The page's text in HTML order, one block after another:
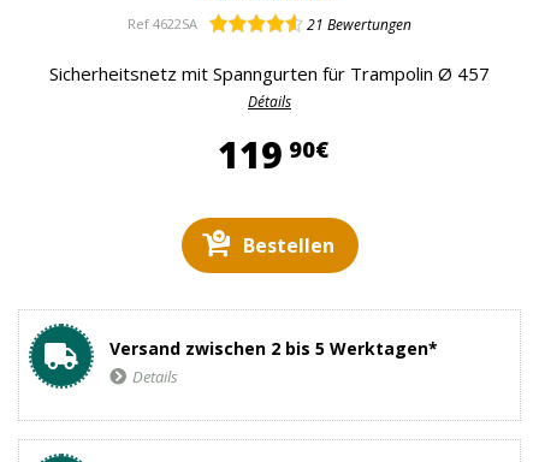
Ref 4622SA 21 Bewertungen
Sicherheitsnetz mit Spanngurten für Trampolin Ø 457
Détails
119 90€119,90 €
Bestellen
Versand zwischen 2 bis 5 Werktagen*
Details